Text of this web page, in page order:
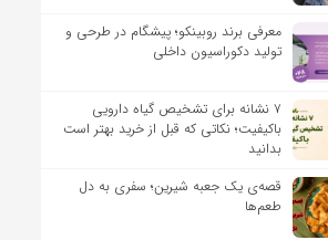
معرفی برند روبینکو؛ پیشگام در طرحی و
تولید دکوراسیون داخلی
۷ نشانه برای تشخیص گیاه دارویی
باکیفیت؛ نکاتی که قبل از خرید بهتر است
بدانید
قصه‌ی یک جعبه شیرین؛ سفری به دل
طعم‌ها